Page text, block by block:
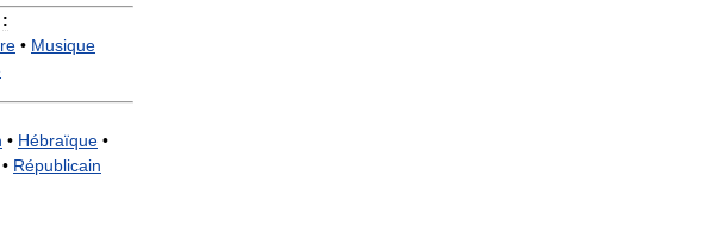
:
• Musique
• Hébraïque •
• Républicain